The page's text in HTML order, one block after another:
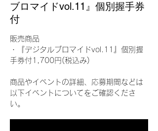
ブロマイドvol.11』個別握手券
付
販売商品
・『デジタルブロマイドvol.11』個別握
手券付1,700円(税込み)
商品やイベントの詳細、応募期間などは
以下イベントについてをご確認くださ
い。